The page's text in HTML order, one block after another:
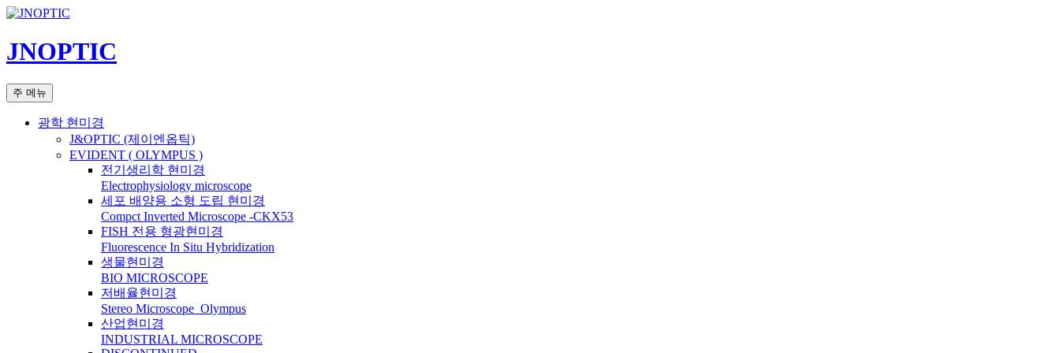
컨
츠
로
너
JNOPTIC
검
색
주 메뉴
광학 현미경
J&OPTIC (제이엔옵틱)
EVIDENT ( OLYMPUS )
전기생리학 현미경
Electrophysiology microscope
세포 배양용 소형 도립 현미경
Compct Inverted Microscope -CKX53
FISH 전용 형광현미경
Fluorescence In Situ Hybridization
생물현미경
BIO MICROSCOPE
저배율현미경
Stereo Microscope_Olympus
산업현미경
INDUSTRIAL MICROSCOPE